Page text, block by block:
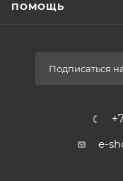
ПОМОЩЬ
Подписаться
e-